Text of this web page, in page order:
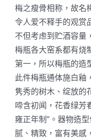
梅之瘦骨相称，故名
令人爱不释手的观赏
不但考虑到贮酒容量
梅瓶各大窑系都有烧
第一，所以梅瓶的造
此件梅瓶通体施白釉
隽秀的树木、绽放的
啼含初闻，花香绿芳
雍正年制”。器物造
腻、精致，富有美感